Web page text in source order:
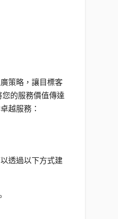
策略，讓目標客
的服務價值傳達
越服務：
透過以下方式建